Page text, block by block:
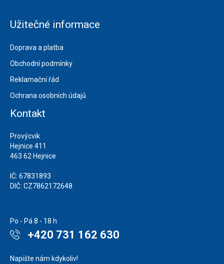
Užitečné informace
Doprava a platba
Obchodní podmínky
Reklamační řád
Ochrana osobních údajů
Kontakt
Provýcvik
Hejnice 411
463 62 Hejnice
IČ: 67831893
DIČ: CZ7862172648
Po - Pá 8 - 18 h
+420 731 162 630
Napište nám kdykoliv!